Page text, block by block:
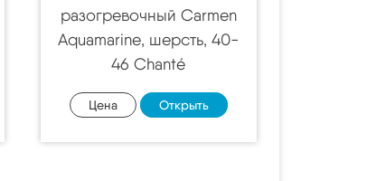
разогревочный Carmen
Aquamarine, шерсть, 40-
46 Chanté
Цена Открыть